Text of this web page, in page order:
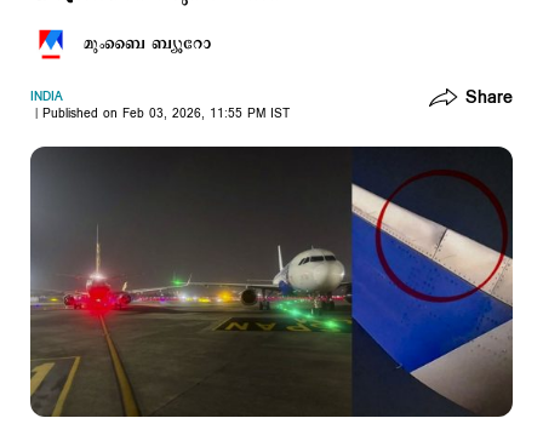
മുംബൈ ബ്യൂറോ
INDIA
Published on Feb 03, 2026, 11:55 PM IST
Share